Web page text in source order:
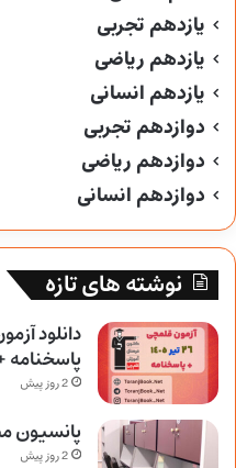
یازدهم تجربی
یازدهم ریاضی
یازدهم انسانی
دوازدهم تجربی
دوازدهم ریاضی
دوازدهم انسانی
نوشته های تازه
پاسخنامه
2 روز پیش
پانسیون
2 روز پیش